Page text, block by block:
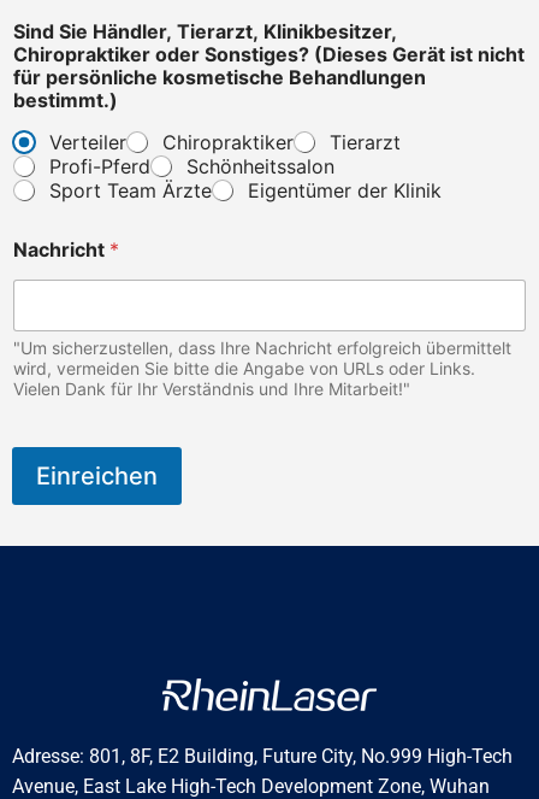
e
r
,
Sind Sie Händler, Tierarzt, Klinikbesitzer,
Chiropraktiker oder Sonstiges? (Dieses Gerät ist nicht
für persönliche kosmetische Behandlungen
bestimmt.)
Verteiler
Chiropraktiker
Tierarzt
Profi-Pferd
Schönheitssalon
Sport Team Ärzte
Eigentümer der Klinik
Nachricht *
"Um sicherzustellen, dass Ihre Nachricht erfolgreich übermittelt
wird, vermeiden Sie bitte die Angabe von URLs oder Links.
Vielen Dank für Ihr Verständnis und Ihre Mitarbeit!"
Einreichen
Adresse: 801, 8F, E2 Building, Future City, No.999 High-Tech
Avenue, East Lake High-Tech Development Zone, Wuhan